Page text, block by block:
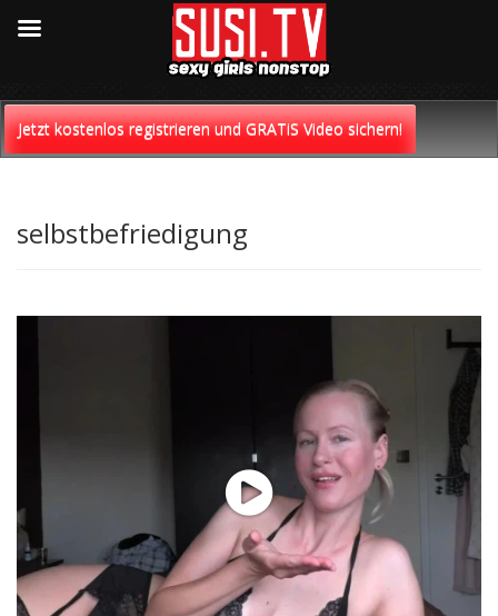
to
content
Jetzt kostenlos registrieren und GRATiS Video sichern!
selbstbefriedigung